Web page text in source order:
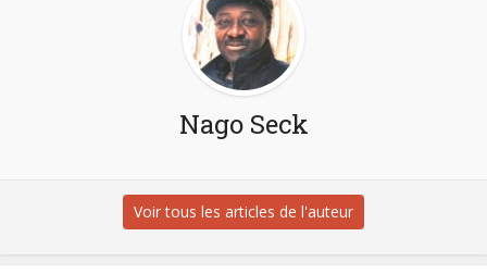
Nago Seck
Voir tous les articles de l'auteur